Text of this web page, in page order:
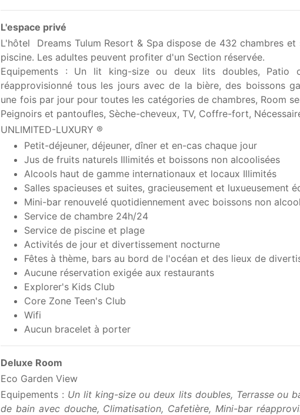
L'espace privé
L'hôtel Dreams Tulum Resort & Spa dispose de 432 chambres
piscine. Les adultes peuvent profiter d'un Section réservée.
Equipements : Un lit king-size ou deux lits doubles, Patio
réapprovisionné tous les jours avec de la bière, des boissons
une fois par jour pour toutes les catégories de chambres, Room
Peignoirs et pantoufles, Sèche-cheveux, TV, Coffre-fort,
UNLIMITED-LUXURY ®
Petit-déjeuner, déjeuner, dîner et en-cas chaque jour
Jus de fruits naturels Illimités et boissons non alcoolisées
Alcools haut de gamme internationaux et locaux Illimités
Salles spacieuses et suites, gracieusement et luxueusement
Mini-bar renouvelé quotidiennement avec boissons non
Service de chambre 24h/24
Service de piscine et plage
Activités de jour et divertissement nocturne
Fêtes à thème, bars au bord de l'océan et des lieux de
Aucune réservation exigée aux restaurants
Explorer's Kids Club
Core Zone Teen's Club
Wifi
Aucun bracelet à porter
Deluxe Room
Eco Garden View
Equipements : Un lit king-size ou deux lits doubles, Terrasse ou
de bain avec douche, Climatisation, Cafetière, Mini-bar